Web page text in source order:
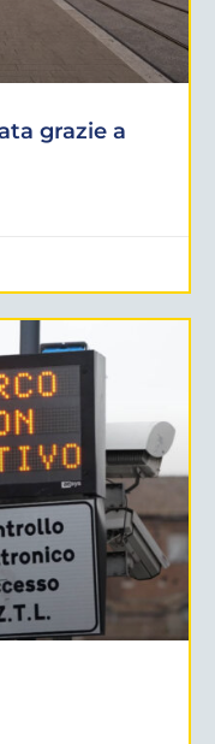
grazie a